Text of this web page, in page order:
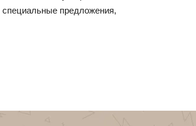
специальные предложения,